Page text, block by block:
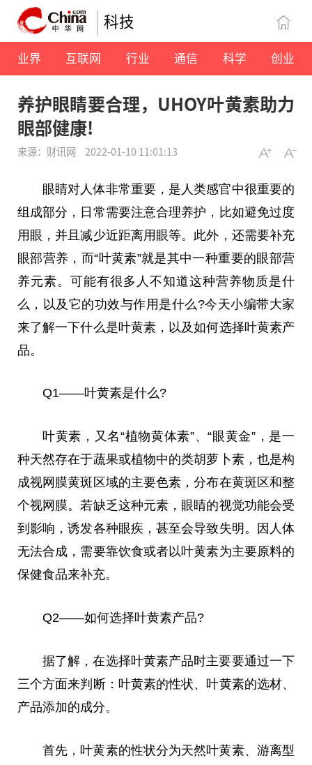
科技
业界 互联网 行业 通信 科学 创业
养护眼睛要合理，UHOY叶黄素助力
眼部健康!
来源：财讯网 2022-01-10 11:01:13
眼睛对人体非常重要，是人类感官中很重要的
组成部分，日常需要注意合理养护，比如避免过度
用眼，并且减少近距离用眼等。此外，还需要补充
眼部营养，而“叶黄素”就是其中一种重要的眼部营
养元素。可能有很多人不知道这种营养物质是什
么，以及它的功效与作用是什么?今天小编带大家
来了解一下什么是叶黄素，以及如何选择叶黄素产
品。
Q1——叶黄素是什么?
叶黄素，又名“植物黄体素”、“眼黄金”，是一
种天然存在于蔬果或植物中的类胡萝卜素，也是构
成视网膜黄斑区域的主要色素，分布在黄斑区和整
个视网膜。若缺乏这种元素，眼睛的视觉功能会受
到影响，诱发各种眼疾，甚至会导致失明。因人体
无法合成，需要靠饮食或者以叶黄素为主要原料的
保健食品来补充。
Q2——如何选择叶黄素产品?
据了解，在选择叶黄素产品时主要要通过一下
三个方面来判断：叶黄素的性状、叶黄素的选材、
产品添加的成分。
首先 ，叶黄素的性状分为天然叶黄素、游离型